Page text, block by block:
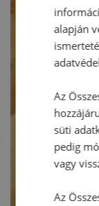
alapján
Az
süti
pedig
vagy
Az